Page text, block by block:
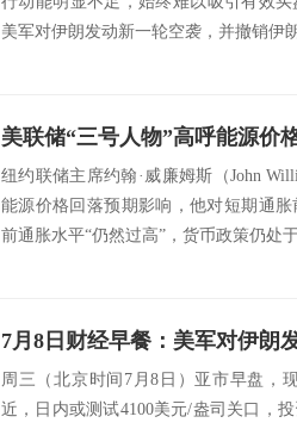
美军对伊朗发动新一轮空袭，并撤销伊
纽约联储主席约翰·威廉姆斯（John
能源价格回落预期影响，他对短期通
前通胀水平“仍然过高”，货币政策仍处
周三（北京时间7月8日）亚市早盘，
近，日内或测试4100美元/盎司关口，